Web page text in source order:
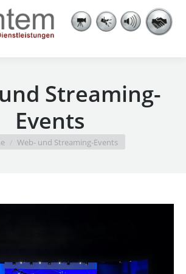
Streaming-
Events
here:
Web- und Streaming-Events